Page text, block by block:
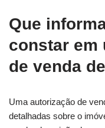
Que
constar em
de venda
Uma autorização de
detalhadas sobre o